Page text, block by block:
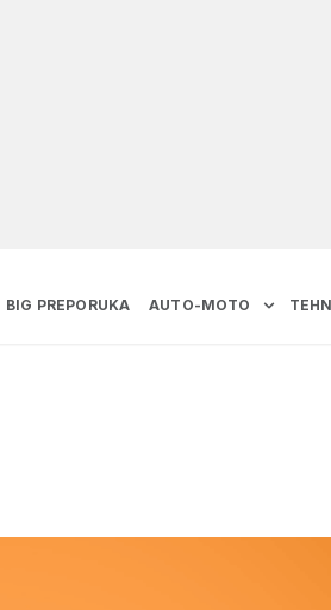
BIG PREPORUKA AUTO-MOTO